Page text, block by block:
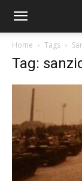
Home Tags
Tag: